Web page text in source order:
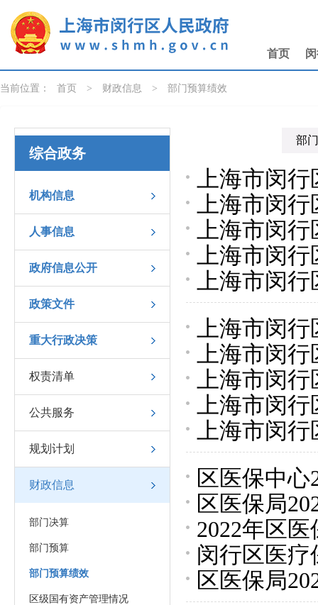
首页
当前位置： 首页 > 财政信息 > 部门预算绩效
综合政务
机构信息
人事信息
政府信息公开
政策文件
重大行政决策
权责清单
公共服务
规划计划
财政信息
部门决算
部门预算
部门预算绩效
区级国有资产管理情况
部
上海市闵
效目标汇总
上海市闵
总表
上海市闵
目标汇总表
上海市闵
上海市闵
自评表
上海市闵
效目标汇总
上海市闵
总表
上海市闵
目标汇总表
上海市闵
上海市闵
自评表
区医保中
区医保局
2022年区
闵行区医疗
他财政收
区医保局